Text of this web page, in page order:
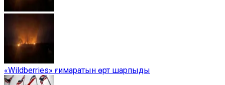
«Wildberries» ғимаратын өрт шарпыды